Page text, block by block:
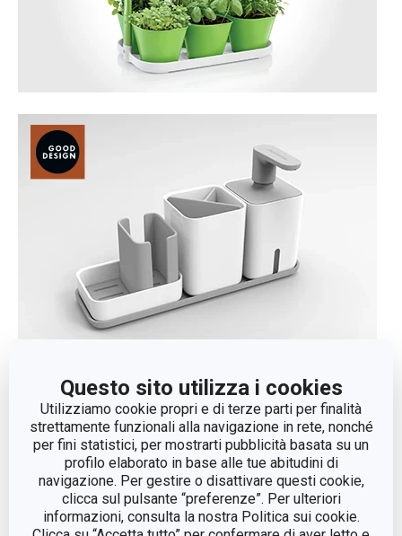
Questo sito utilizza i cookies
Utilizziamo cookie propri e di terze parti per finalità
strettamente funzionali alla navigazione in rete, nonché
per fini statistici, per mostrarti pubblicità basata su un
profilo elaborato in base alle tue abitudini di
navigazione. Per gestire o disattivare questi cookie,
clicca sul pulsante “preferenze”. Per ulteriori
informazioni, consulta la nostra Politica sui cookie.